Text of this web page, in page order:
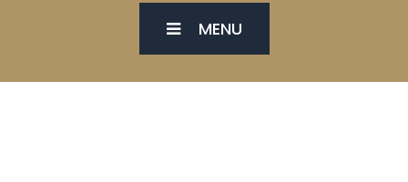
MENU